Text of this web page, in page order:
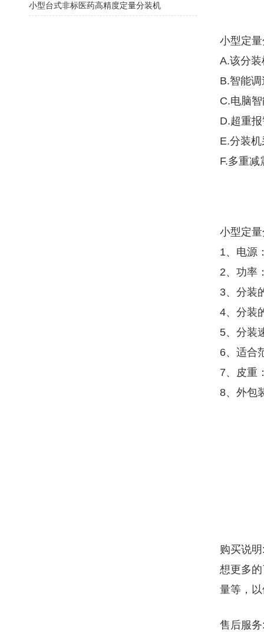
小型定
A.该分
B.智能
C.电脑
D.超重
E.分装
F.多重减
小型定
1、电源
2、功率
3、分装
4、分装
5、分装
6、适合
7、皮重
8、外包
购买说明
想更多
量等，
售后服务
小型台式非标医药高精度定量分装机